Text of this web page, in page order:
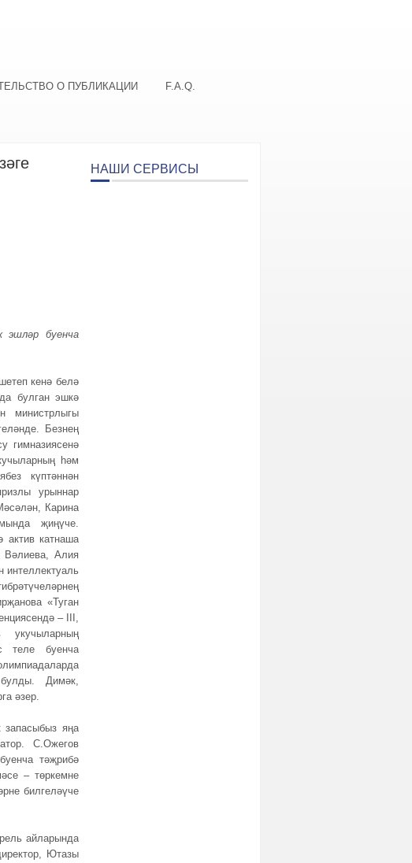
О ПУБЛИКАЦИИ F.A.Q.
эшләрбуенча
кенә белә
булган эшкә
министрлыгы
Безнең
гимназиясенә
һәм
күптәннән
урыннар
Карина
җиңүче.
актив катнаша
Вәлиева, Алия
интеллектуаль
«Туган
– III,
теле буенча
Димәк,
әзер.
запасыбыз яңа
С.Ожегов
тәҗрибә
– төркемне
билгеләүче
айларында
Ютазы
НАШИ СЕРВИСЫ